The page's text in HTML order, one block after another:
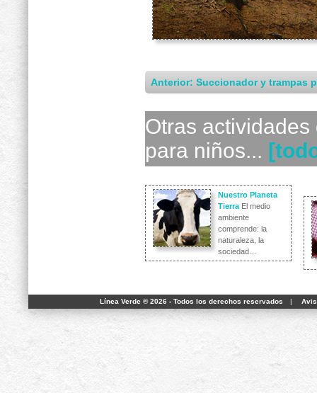
Anterior: Succionador y trampas
Otras
para niños...
Nuestro Planeta
Tierra El medio
ambiente
comprende: la
naturaleza, la
sociedad…
Línea Verde ® 2026 - Todos los derechos reservados |